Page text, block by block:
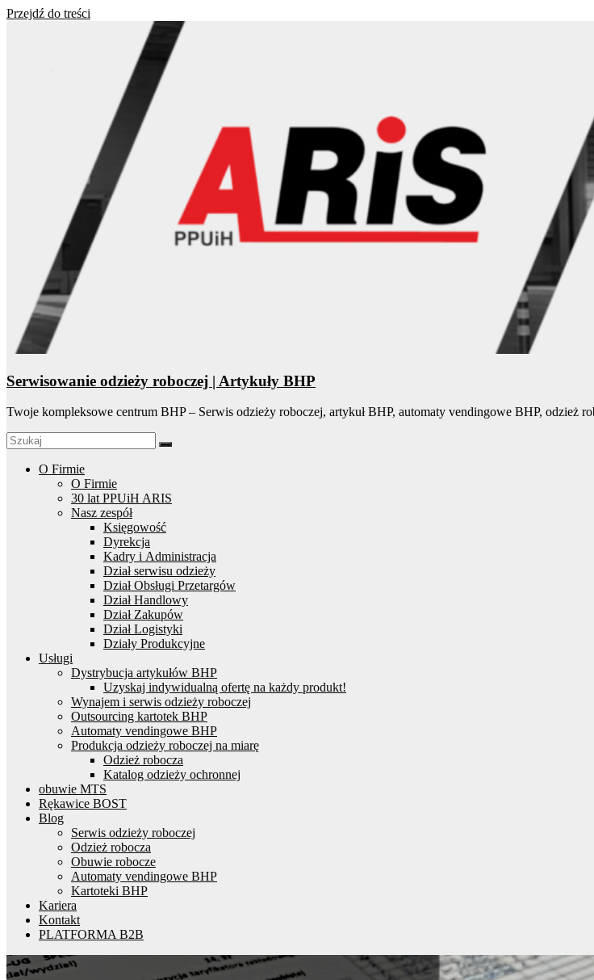
Przejdź do treści
Serwisowanie odzieży roboczej | Artykuły BHP
Twoje kompleksowe centrum BHP – Serwis odzieży roboczej, artykuł BHP, automaty vendingowe BHP, odzież
O Firmie
O Firmie
30 lat PPUiH ARIS
Nasz zespół
Księgowość
Dyrekcja
Kadry i Administracja
Dział serwisu odzieży
Dział Obsługi Przetargów
Dział Handlowy
Dział Zakupów
Dział Logistyki
Działy Produkcyjne
Usługi
Dystrybucja artykułów BHP
Uzyskaj indywidualną ofertę na każdy produkt!
Wynajem i serwis odzieży roboczej
Outsourcing kartotek BHP
Automaty vendingowe BHP
Produkcja odzieży roboczej na miarę
Odzież robocza
Katalog odzieży ochronnej
obuwie MTS
Rękawice BOST
Blog
Serwis odzieży roboczej
Odzież robocza
Obuwie robocze
Automaty vendingowe BHP
Kartoteki BHP
Kariera
Kontakt
PLATFORMA B2B